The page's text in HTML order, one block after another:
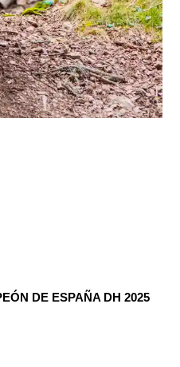
DE ESPAÑA DH 2025